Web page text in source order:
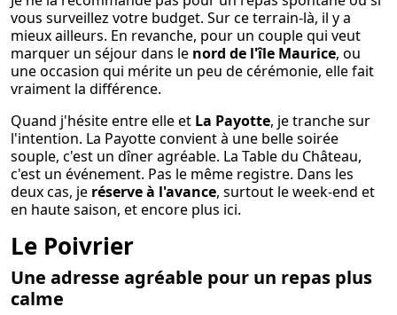
vous surveillez votre budget. Sur ce terrain-là, il y a
mieux ailleurs. En revanche, pour un couple qui veut
marquer un séjour dans le nord de l'île Maurice, ou
une occasion qui mérite un peu de cérémonie, elle fait
vraiment la différence.
Quand j'hésite entre elle et La Payotte, je tranche sur
l'intention. La Payotte convient à une belle soirée
souple, c'est un dîner agréable. La Table du Château,
c'est un événement. Pas le même registre. Dans les
deux cas, je réserve à l'avance, surtout le week-end et
en haute saison, et encore plus ici.
Le Poivrier
Une adresse agréable pour un repas plus
calme